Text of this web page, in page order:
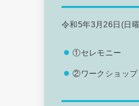
令和5年3月26日(日
①セレモニー
②ワークショップ